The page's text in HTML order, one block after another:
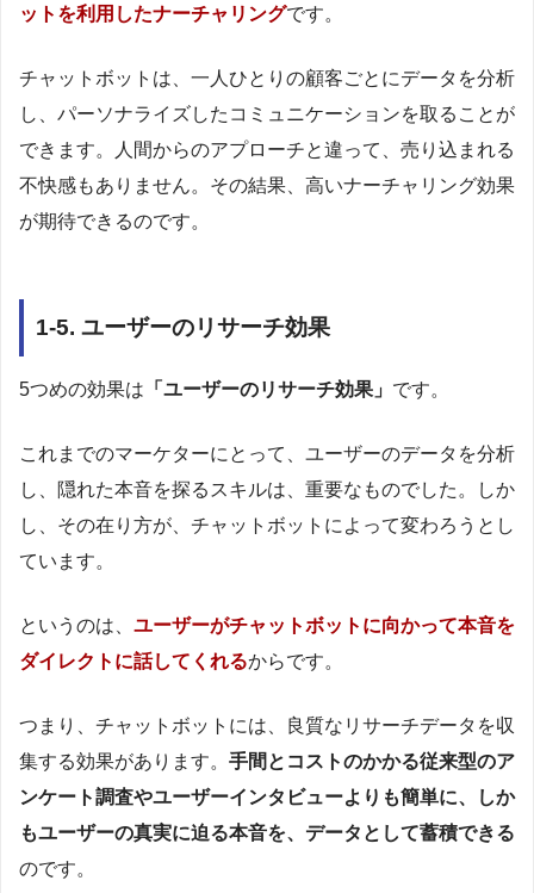
ットを利用したナーチャリングです。
チャットボットは、一人ひとりの顧客ごとにデータを分析
し、パーソナライズしたコミュニケーションを取ることが
できます。人間からのアプローチと違って、売り込まれる
不快感もありません。その結果、高いナーチャリング効果
が期待できるのです。
1-5. ユーザーのリサーチ効果
5つめの効果は 「ユーザーのリサーチ効果」 です。
これまでのマーケターにとって、ユーザーのデータを分析
し、隠れた本音を探るスキルは、重要なものでした。しか
し、その在り方が、チャットボットによって変わろうとし
ています。
というのは、 ユーザーがチャットボットに向かって本音を
ダイレクトに話してくれるからです。
つまり、チャットボットには、良質なリサーチデータを収
集する効果があります。 手間とコストのかかる従来型のア
ンケート調査やユーザーインタビューよりも簡単に、しか
もユーザーの真実に迫る本音を、データとして蓄積できる
のです。